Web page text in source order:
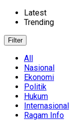
Latest
Trending
Filter
All
Nasional
Ekonomi
Politik
Hukum
Internasional
Ragam Info